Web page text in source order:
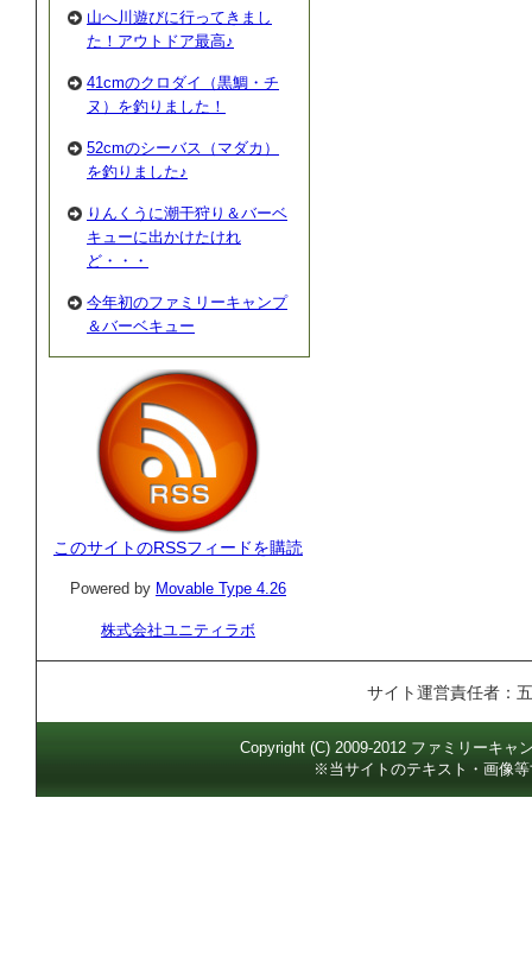
山へ川遊びに行ってきまし
た！アウトドア最高♪
41cmのクロダイ（黒鯛・チ
ヌ）を釣りました！
52cmのシーバス（マダカ）
を釣りました♪
りんくうに潮干狩り＆バーベ
キューに出かけたけれ
ど・・・
今年初のファミリーキャンプ
＆バーベキュー
このサイトのRSSフィードを購読
Powered by Movable Type 4.26
株式会社ユニティラボ
サイト運営責任者：
Copyright (C) 2009-2012 ファミリーキャ
※当サイトのテキスト・画像